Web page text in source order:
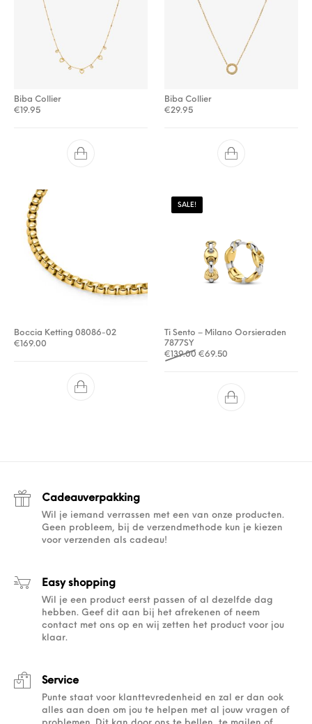
Biba Collier
€19.95
Biba Collier
€29.95
Boccia Ketting 08086-02
€169.00
SALE!
Ti Sento – Milano Oorsieraden
7877SY
€139.00 Oorspronkelijke prijs was:
€69.50
Cadeauverpakking
Wil je iemand verrassen met een van onze producten.
Geen probleem, bij de verzendmethode kun je kiezen
voor verzenden als cadeau!
Easy shopping
Wil je een product eerst passen of al dezelfde dag
hebben. Geef dit aan bij het afrekenen of neem
contact met ons op en wij zetten het product voor jou
klaar.
Service
Punte staat voor klanttevredenheid en zal er dan ook
alles aan doen om jou te helpen met al jouw vragen of